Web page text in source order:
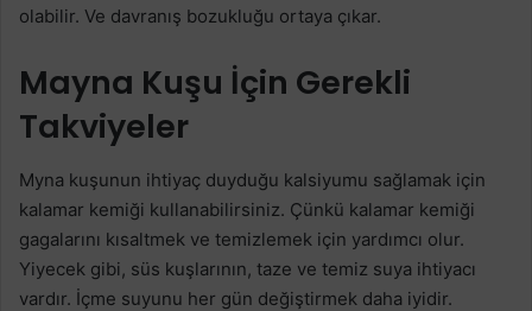
olabilir. Ve davranış bozukluğu ortaya çıkar.
Mayna Kuşu İçin Gerekli
Takviyeler
Myna kuşunun ihtiyaç duyduğu kalsiyumu sağlamak için
kalamar kemiği kullanabilirsiniz. Çünkü kalamar kemiği
gagalarını kısaltmek ve temizlemek için yardımcı olur.
Yiyecek gibi, süs kuşlarının, taze ve temiz suya ihtiyacı
vardır. İçme suyunu her gün değiştirmek daha iyidir.